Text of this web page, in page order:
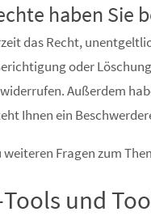
haben Sie
das Recht,
oder
Außerdem
Ihnen ein
weiteren Fragen zum
und